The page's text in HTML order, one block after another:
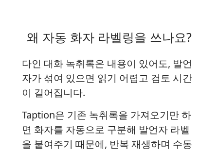
왜 자동 화자 라벨링을 쓰나요?
다인 대화 녹취록은 내용이 있어도, 발언
자가 섞여 있으면 읽기 어렵고 검토 시간
이 길어집니다.
Taption은 기존 녹취록을 가져오기만 하
면 화자를 자동으로 구분해 발언자 라벨
을 붙여주기 때문에, 반복 재생하며 수동